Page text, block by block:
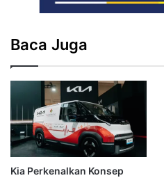
Baca Juga
Kia Perkenalkan Konsep